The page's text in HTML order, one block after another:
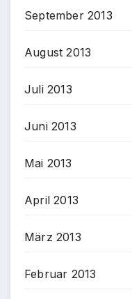
September 2013
August 2013
Juli 2013
Juni 2013
Mai 2013
April 2013
März 2013
Februar 2013